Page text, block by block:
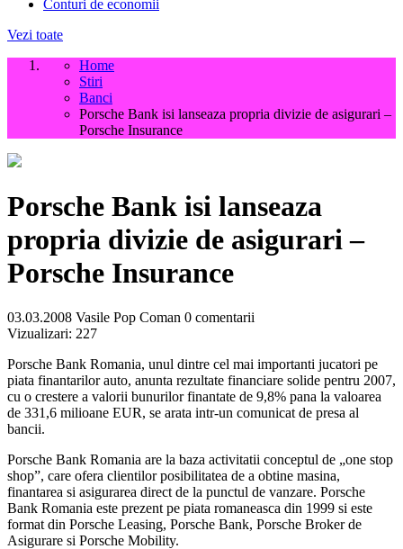
Conturi de economii
Vezi toate
Home
Stiri
Banci
Porsche Bank isi lanseaza propria divizie de asigurari –
Porsche Insurance
Porsche Bank isi lanseaza
propria divizie de asigurari –
Porsche Insurance
03.03.2008 Vasile Pop Coman 0 comentarii
Vizualizari: 227
Porsche Bank Romania, unul dintre cel mai importanti jucatori pe
piata finantarilor auto, anunta rezultate financiare solide pentru 2007,
cu o crestere a valorii bunurilor finantate de 9,8% pana la valoarea
de 331,6 milioane EUR, se arata intr-un comunicat de presa al
bancii.
Porsche Bank Romania are la baza activitatii conceptul de „one stop
shop”, care ofera clientilor posibilitatea de a obtine masina,
finantarea si asigurarea direct de la punctul de vanzare. Porsche
Bank Romania este prezent pe piata romaneasca din 1999 si este
format din Porsche Leasing, Porsche Bank, Porsche Broker de
Asigurare si Porsche Mobility.